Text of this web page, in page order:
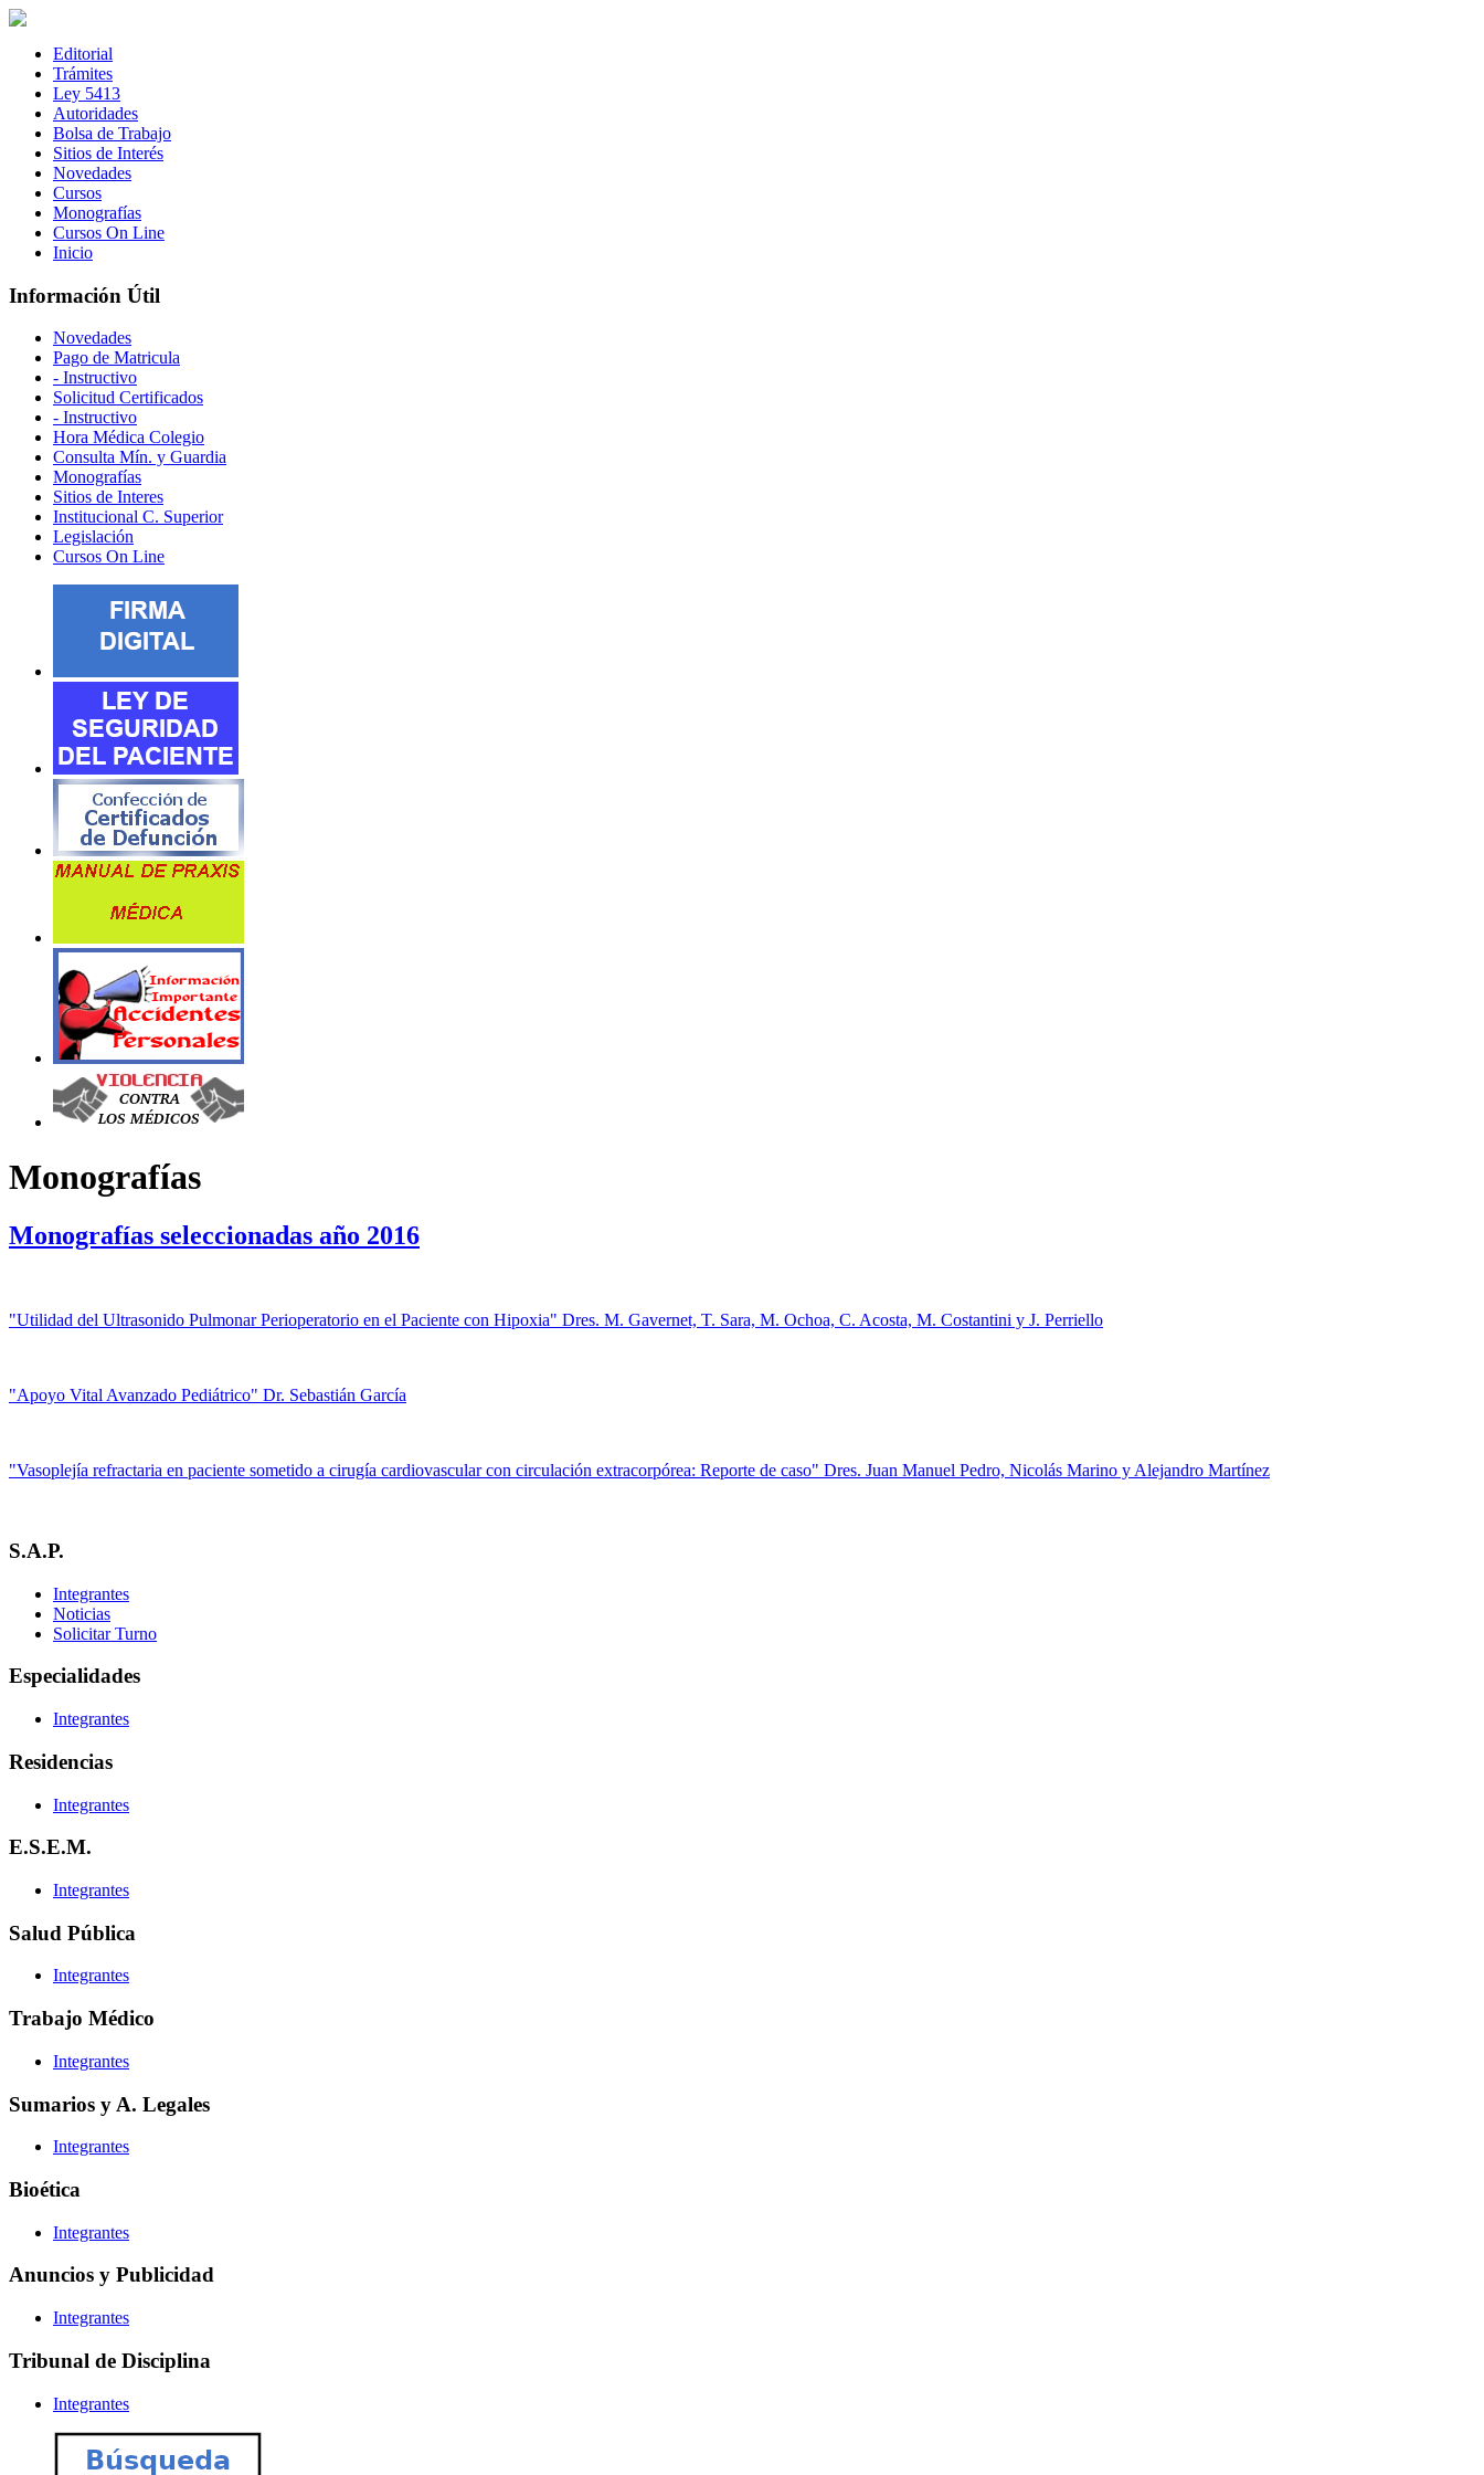
Editorial
Trámites
Ley 5413
Autoridades
Bolsa de Trabajo
Sitios de Interés
Novedades
Cursos
Monografías
Cursos On Line
Inicio
Información Útil
Novedades
Pago de Matricula
- Instructivo
Solicitud Certificados
- Instructivo
Hora Médica Colegio
Consulta Mín. y Guardia
Monografías
Sitios de Interes
Institucional C. Superior
Legislación
Cursos On Line
Monografías
Monografías seleccionadas año 2016
"Utilidad del Ultrasonido Pulmonar Perioperatorio en el Paciente con Hipoxia" Dres. M. Gavernet, T. Sara, M. Ochoa, C. Acosta, M. Costantini y J. Perriello
"Apoyo Vital Avanzado Pediátrico" Dr. Sebastián García
"Vasoplejía refractaria en paciente sometido a cirugía cardiovascular con circulación extracorpórea: Reporte de caso" Dres. Juan Manuel Pedro, Nicolás Marino y Alejandro Martínez
S.A.P.
Integrantes
Noticias
Solicitar Turno
Especialidades
Integrantes
Residencias
Integrantes
E.S.E.M.
Integrantes
Salud Pública
Integrantes
Trabajo Médico
Integrantes
Sumarios y A. Legales
Integrantes
Bioética
Integrantes
Anuncios y Publicidad
Integrantes
Tribunal de Disciplina
Integrantes